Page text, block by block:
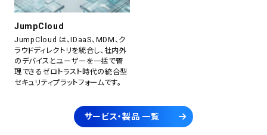
JumpCloud
JumpCloud は、IDaaS、MDM、ク
ラウドディレクトリを統合し、社内外
のデバイスとユーザーを一括で管
理できるゼロトラスト時代の統合型
セキュリティプラットフォームです。
サービス・製品 一覧